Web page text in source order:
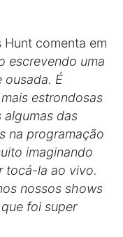
comenta em
escrevendo uma
ousada. É
estrondosas
algumas das
na programação
imaginando
tocá-la ao vivo.
nossos shows
foi super